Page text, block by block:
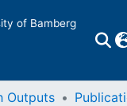
of Bamberg
Outputs